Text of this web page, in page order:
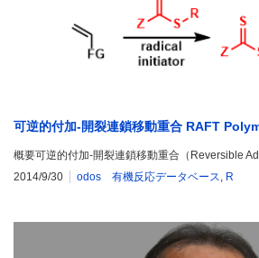
可逆的付加-開裂連鎖移動重合 RAFT
概要可逆的付加-開裂連鎖移動重合（Reversible
2014/9/30
odos 有機反応データベース, R